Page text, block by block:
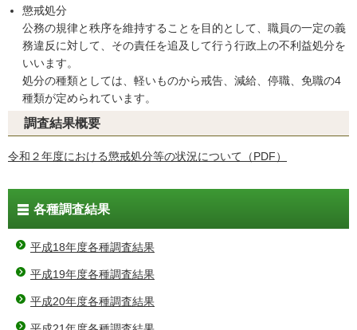
懲戒処分
公務の規律と秩序を維持することを目的として、職員の一定の義
務違反に対して、その責任を追及して行う行政上の不利益処分を
いいます。
処分の種類としては、軽いものから戒告、減給、停職、免職の4
種類が定められています。
調査結果概要
令和２年度における懲戒処分等の状況について（PDF）
各種調査結果
平成18年度各種調査結果
平成19年度各種調査結果
平成20年度各種調査結果